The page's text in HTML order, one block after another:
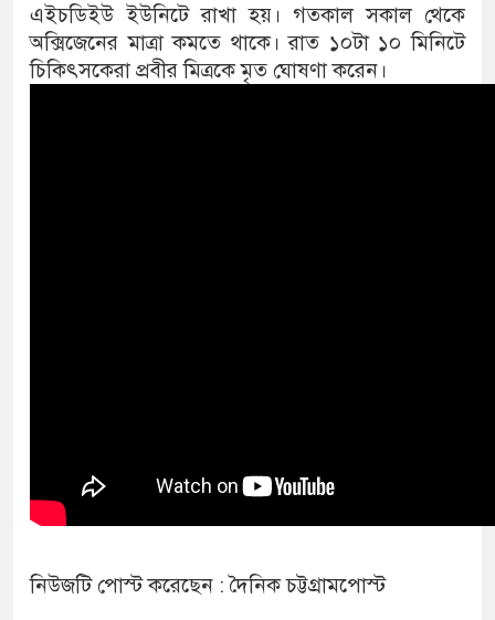
এইচডিইউ ইউনিটে রাখা হয়। গতকাল সকাল থেকে
অক্সিজেনের মাত্রা কমতে থাকে। রাত ১০টা ১০ মিনিটে
চিকিৎসকেরা প্রবীর মিত্রকে মৃত ঘোষণা করেন।
নিউজটি পোস্ট করেছেন : দৈনিক চট্টগ্রামপোস্ট